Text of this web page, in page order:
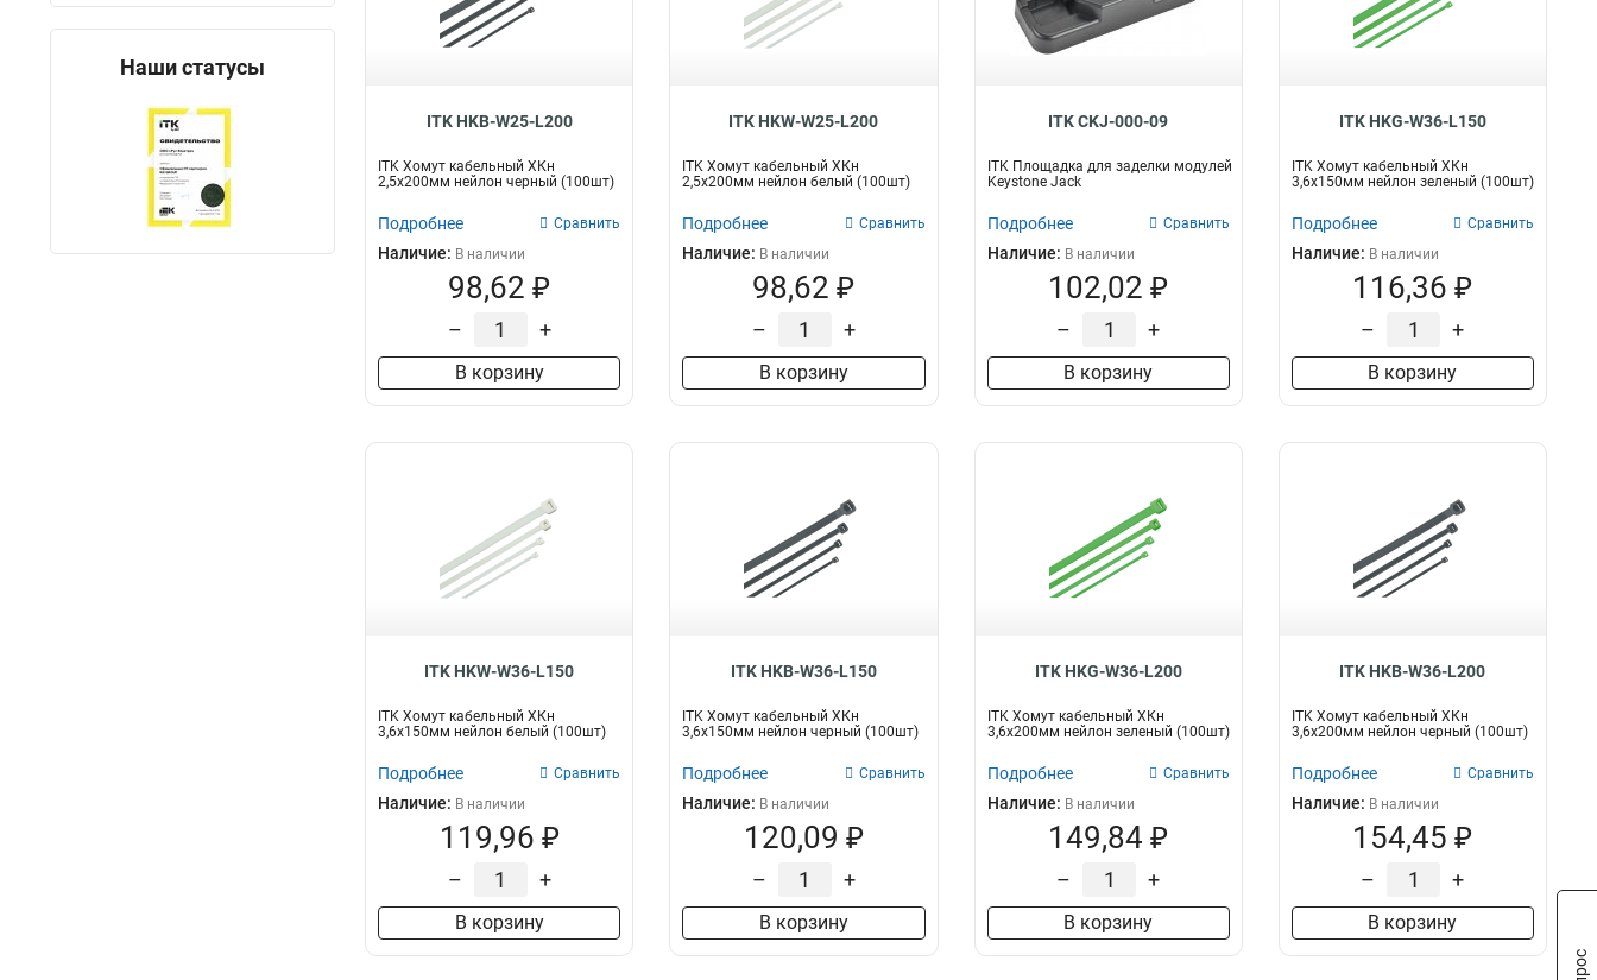
Наши статусы
ITK HKB-W25-L200
ITK Хомут кабельный ХКн
2,5х200мм нейлон черный (100шт)
Подробнее Сравнить
Наличие: В наличии
98,62 ₽
– +
В корзину
ITK HKW-W25-L200
ITK Хомут кабельный ХКн
2,5х200мм нейлон белый (100шт)
Подробнее Сравнить
Наличие: В наличии
98,62 ₽
– +
В корзину
ITK CKJ-000-09
ITK Площадка для заделки модулей
Keystone Jack
Подробнее Сравнить
Наличие: В наличии
102,02 ₽
– +
В корзину
ITK HKG-W36-L150
ITK Хомут кабельный ХКн
3,6х150мм нейлон зеленый (100шт)
Подробнее Сравнить
Наличие: В наличии
116,36 ₽
– +
В корзину
ITK HKW-W36-L150
ITK Хомут кабельный ХКн
3,6х150мм нейлон белый (100шт)
Подробнее Сравнить
Наличие: В наличии
119,96 ₽
– +
В корзину
ITK HKB-W36-L150
ITK Хомут кабельный ХКн
3,6х150мм нейлон черный (100шт)
Подробнее Сравнить
Наличие: В наличии
120,09 ₽
– +
В корзину
ITK HKG-W36-L200
ITK Хомут кабельный ХКн
3,6х200мм нейлон зеленый (100шт)
Подробнее Сравнить
Наличие: В наличии
149,84 ₽
– +
В корзину
ITK HKB-W36-L200
ITK Хомут кабельный ХКн
3,6х200мм нейлон черный (100шт)
Подробнее Сравнить
Наличие: В наличии
154,45 ₽
– +
В корзину